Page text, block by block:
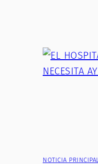
NOTICIA PRINCIPAL